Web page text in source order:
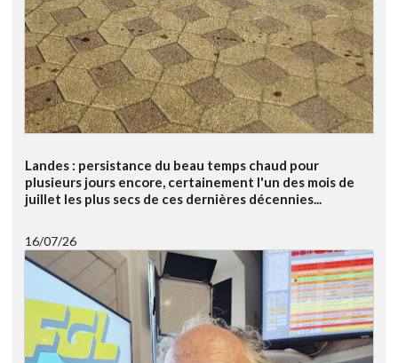
Landes : persistance du beau temps chaud pour
plusieurs jours encore, certainement l'un des mois de
juillet les plus secs de ces dernières décennies...
16/07/26